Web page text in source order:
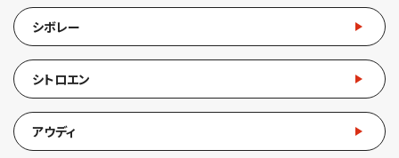
シボレー
シトロエン
アウディ